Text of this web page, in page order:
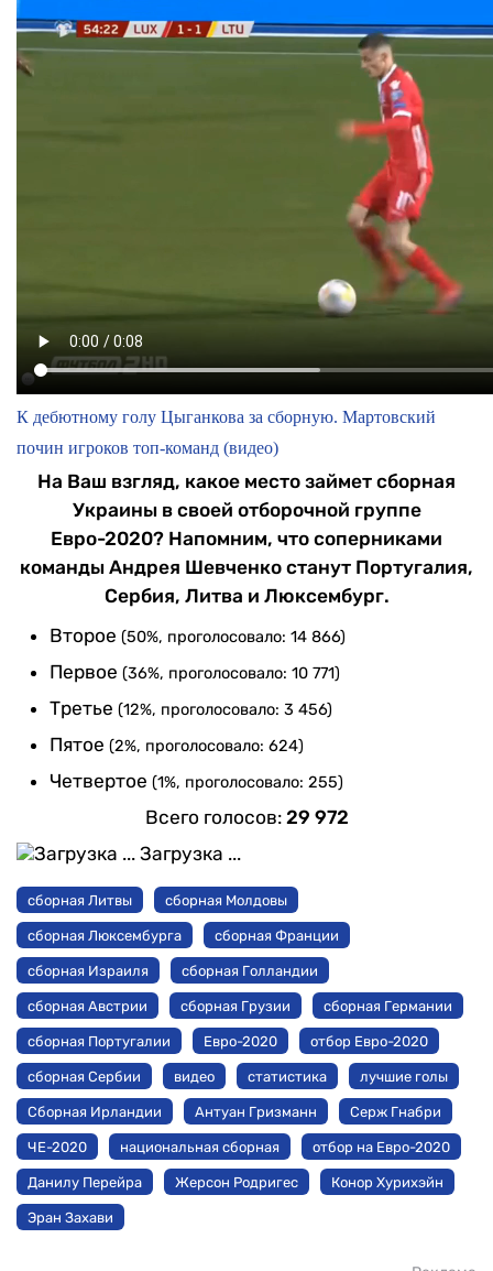
К дебютному голу Цыганкова за сборную. Мартовский
почин игроков топ-команд (видео)
На Ваш взгляд, какое место займет сборная
Украины в своей отборочной группе
Евро-2020? Напомним, что соперниками
команды Андрея Шевченко станут Португалия,
Сербия, Литва и Люксембург.
Второе (50%, проголосовало: 14 866)
Первое (36%, проголосовало: 10 771)
Третье (12%, проголосовало: 3 456)
Пятое (2%, проголосовало: 624)
Четвертое (1%, проголосовало: 255)
Всего голосов: 29 972
Загрузка ...
сборная Литвы сборная Молдовы
сборная Люксембурга сборная Франции
сборная Израиля сборная Голландии
сборная Австрии сборная Грузии сборная Германии
сборная Португалии Евро-2020 отбор Евро-2020
сборная Сербии видео статистика лучшие голы
Сборная Ирландии Антуан Гризманн Серж Гнабри
ЧЕ-2020 национальная сборная отбор на Евро-2020
Данилу Перейра Жерсон Родригес Конор Хурихэйн
Эран Захави